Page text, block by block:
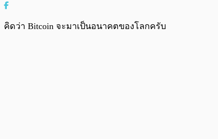
คิดว่า Bitcoin จะมาเป็นอนาคตของโลกครับ